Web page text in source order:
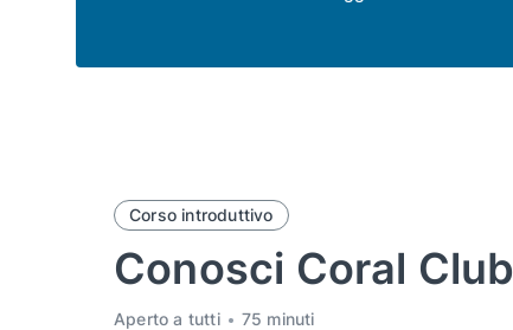
Corso introduttivo
Conosci Coral Club
Aperto a tutti 75 minuti